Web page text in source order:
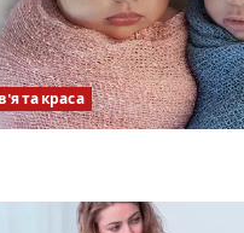
та краса